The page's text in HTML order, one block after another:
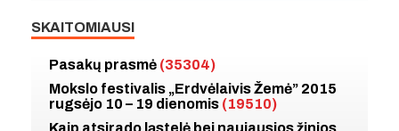
SKAITOMIAUSI
Pasakų prasmė (35304)
Mokslo festivalis „Erdvėlaivis Žemė” 2015
rugsėjo 10 – 19 dienomis (19510)
Kaip atsirado ląstelė bei naujausios žinios